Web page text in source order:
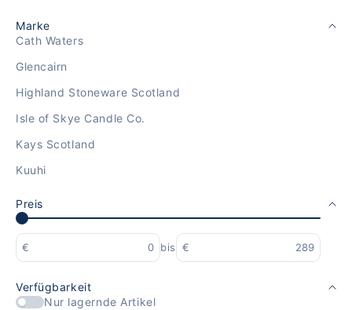
Marke
Cath Waters
Glencairn
Highland Stoneware Scotland
Isle of Skye Candle Co.
Kays Scotland
Kuuhi
Preis
€ bis €
Verfügbarkeit
Nur lagernde Artikel